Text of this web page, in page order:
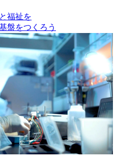
福祉を
盤をつくろう